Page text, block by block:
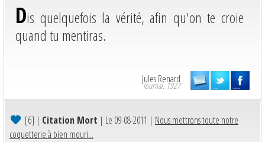
Dis quelquefois la vérité, afin qu'on te croie
quand tu mentiras.
Jules Renard
Journal. 1927
[6] | Citation Mort | Le 09-08-2011 | Nous mettrons toute notre
coquetterie à bien mouri...